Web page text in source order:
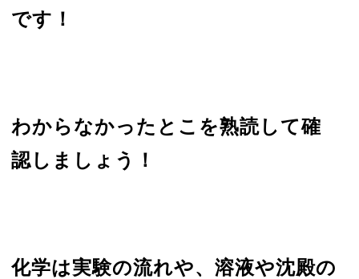
です！
わからなかったとこを熟読して確
認しましょう！
化学は実験の流れや、溶液や沈殿の